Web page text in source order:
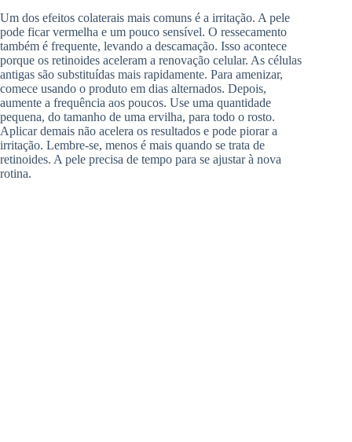
Um dos efeitos colaterais mais comuns é a irritação. A pele
pode ficar vermelha e um pouco sensível. O ressecamento
também é frequente, levando a descamação. Isso acontece
porque os retinoides aceleram a renovação celular. As células
antigas são substituídas mais rapidamente. Para amenizar,
comece usando o produto em dias alternados. Depois,
aumente a frequência aos poucos. Use uma quantidade
pequena, do tamanho de uma ervilha, para todo o rosto.
Aplicar demais não acelera os resultados e pode piorar a
irritação. Lembre-se, menos é mais quando se trata de
retinoides. A pele precisa de tempo para se ajustar à nova
rotina.